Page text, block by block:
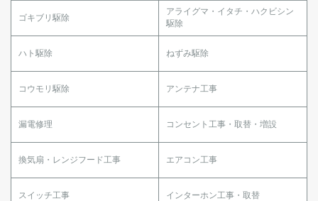
ゴキブリ駆除
アライグマ・イタチ・ハクビシン
駆除
ハト駆除 ねずみ駆除
コウモリ駆除 アンテナ工事
漏電修理 コンセント工事・取替・増設
換気扇・レンジフード工事 エアコン工事
スイッチ工事 インターホン工事・取替